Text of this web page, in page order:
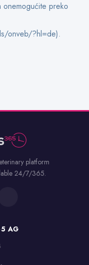
preko
onveb/?hl=de).
platform
24/7/365.
AG